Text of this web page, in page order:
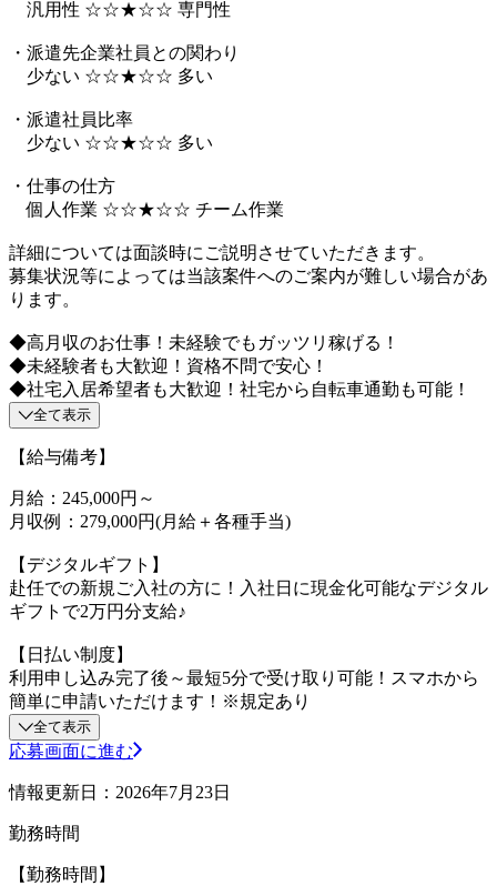
汎用性 ☆☆★☆☆ 専門性
・派遣先企業社員との関わり
少ない ☆☆★☆☆ 多い
・派遣社員比率
少ない ☆☆★☆☆ 多い
・仕事の仕方
個人作業 ☆☆★☆☆ チーム作業
詳細については面談時にご説明させていただきます。
募集状況等によっては当該案件へのご案内が難しい場合があ
ります。
◆高月収のお仕事！未経験でもガッツリ稼げる！
◆未経験者も大歓迎！資格不問で安心！
◆社宅入居希望者も大歓迎！社宅から自転車通勤も可能！
全て表示
【給与備考】
月給：245,000円～
月収例：279,000円(月給＋各種手当)
【デジタルギフト】
赴任での新規ご入社の方に！入社日に現金化可能なデジタル
ギフトで2万円分支給♪
【日払い制度】
利用申し込み完了後～最短5分で受け取り可能！スマホから
簡単に申請いただけます！※規定あり
全て表示
応募画面に進む
情報更新日：2026年7月23日
勤務時間
【勤務時間】